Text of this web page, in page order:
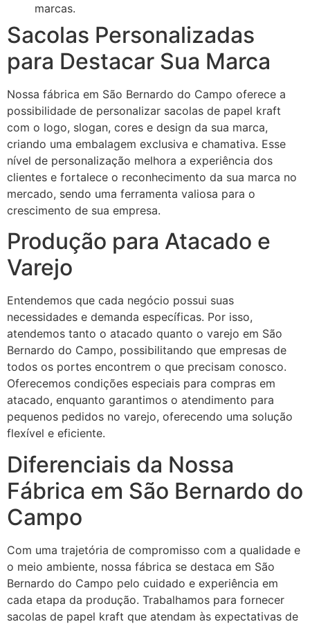
marcas.
Sacolas Personalizadas
para Destacar Sua Marca
Nossa fábrica em São Bernardo do Campo oferece a
possibilidade de personalizar sacolas de papel kraft
com o logo, slogan, cores e design da sua marca,
criando uma embalagem exclusiva e chamativa. Esse
nível de personalização melhora a experiência dos
clientes e fortalece o reconhecimento da sua marca no
mercado, sendo uma ferramenta valiosa para o
crescimento de sua empresa.
Produção para Atacado e
Varejo
Entendemos que cada negócio possui suas
necessidades e demanda específicas. Por isso,
atendemos tanto o atacado quanto o varejo em São
Bernardo do Campo, possibilitando que empresas de
todos os portes encontrem o que precisam conosco.
Oferecemos condições especiais para compras em
atacado, enquanto garantimos o atendimento para
pequenos pedidos no varejo, oferecendo uma solução
flexível e eficiente.
Diferenciais da Nossa
Fábrica em São Bernardo do
Campo
Com uma trajetória de compromisso com a qualidade e
o meio ambiente, nossa fábrica se destaca em São
Bernardo do Campo pelo cuidado e experiência em
cada etapa da produção. Trabalhamos para fornecer
sacolas de papel kraft que atendam às expectativas de